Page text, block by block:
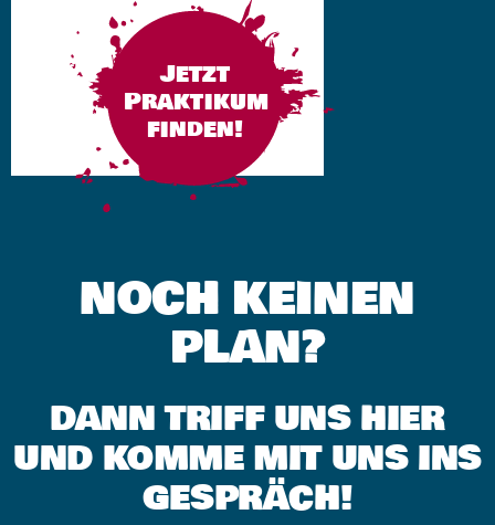
Jetzt
Praktikum
finden!
NOCH KEINEN
PLAN?
DANN TRIFF UNS HIER
UND KOMME MIT UNS INS
GESPRÄCH!